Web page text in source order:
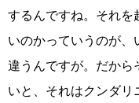
するんですね。それを
いのかっていうのが
違うんですが。だから
いと、それはクンダリ